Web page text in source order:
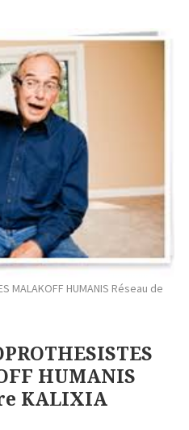
MALAKOFF HUMANIS Réseau de
HUMANIS
KALIXIA